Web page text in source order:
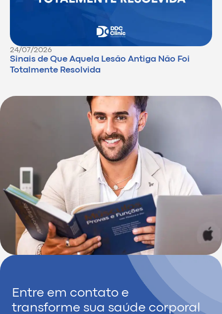
24/07/2026
Sinais de Que Aquela Lesão Antiga Não Foi
Totalmente Resolvida
Entre em contato e
transforme sua saúde corporal